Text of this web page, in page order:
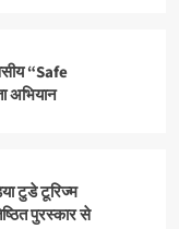
“Safe
अभियान
टुडे टूरिज्म
पुरस्कार से